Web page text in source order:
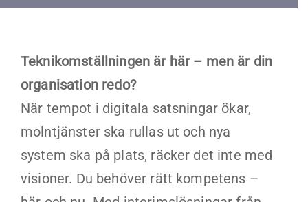
Portal
Teknikomställningen är här – men är din
organisation redo?
När tempot i digitala satsningar ökar,
molntjänster ska rullas ut och nya
system ska på plats, räcker det inte med
visioner. Du behöver rätt kompetens –